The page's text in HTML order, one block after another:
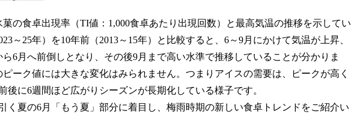
の食卓出現率（TI値：1,000食卓あたり出現回数）と最高気温の推移を示してい
～25年）を10年前（2013～15年）と比較すると、6～9月にかけて気温が上昇、
6月へ前倒しとなり、その後9月まで高い水準で推移していることが分かりま
ーク値には大きな変化はみられません。つまりアイスの需要は、ピークが高く
後に6週間ほど広がりシーズンが長期化している様子です。
く夏の6月「もう夏」部分に着目し、梅雨時期の新しい食卓トレンドをご紹介い